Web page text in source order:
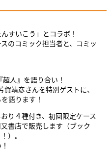
すいこう」とコラボ！
のコミック担当者と、コミッ
人』を語り合い！
靖彦さんを特別ゲストに、
語ります！
り４種付き、初回限定ケース
書店で販売します（ブック
）。